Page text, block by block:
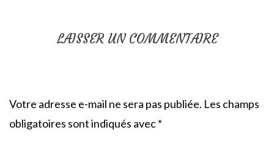
LAISSER UN COMMENTAIRE
Votre adresse e-mail ne sera pas publiée. Les champs
obligatoires sont indiqués avec*